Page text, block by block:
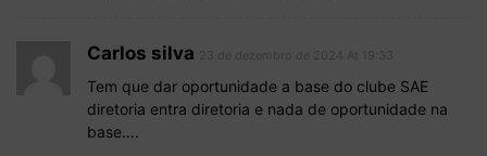
Carlos silva
Tem que dar oportunidade a base do clube SAE
diretoria entra diretoria e nada de oportunidade na
base….